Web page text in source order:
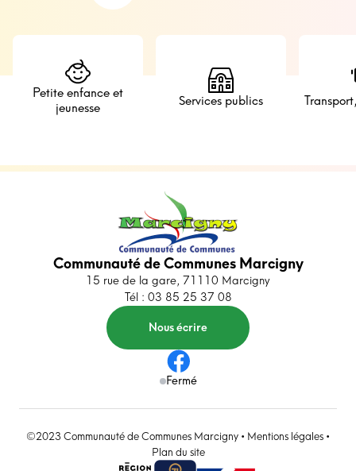
Petite enfance et
jeunesse
Services publics
Communauté de Communes Marcigny
15 rue de la gare, 71110 Marcigny
Tél : 03 85 25 37 08
Nous écrire
Fermé
©2023 Communauté de Communes Marcigny • Mentions légales •
Plan du site